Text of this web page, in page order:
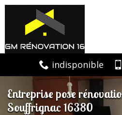
indisponible
Entreprise pose
Souffrignac 16380